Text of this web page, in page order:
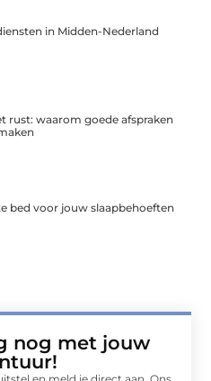
in Midden-Nederland
rust: waarom goede afspraken
bed voor jouw slaapbehoeften
nog met jouw